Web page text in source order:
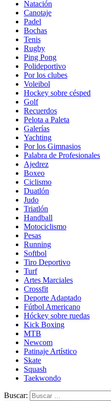
Natación
Canotaje
Padel
Bochas
Tenis
Rugby
Ping Pong
Polideportivo
Por los clubes
Voleibol
Hockey sobre césped
Golf
Recuerdos
Pelota a Paleta
Galerías
Yachting
Por los Gimnasios
Palabra de Profesionales
Ajedrez
Boxeo
Ciclismo
Duatlón
Judo
Triatlón
Handball
Motociclismo
Pesas
Running
Softbol
Tiro Deportivo
Turf
Artes Marciales
Crossfit
Deporte Adaptado
Fútbol Americano
Hóckey sobre ruedas
Kick Boxing
MTB
Newcom
Patinaje Artístico
Skate
Squash
Taekwondo
Buscar: